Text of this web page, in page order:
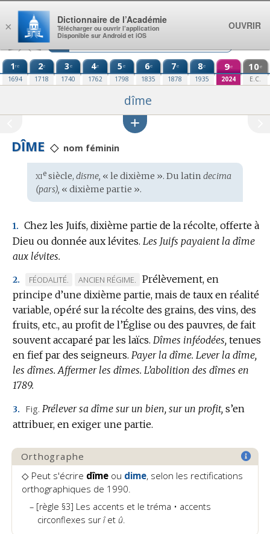
Aller au contenu
1re
1694
2e
1718
3e
1740
4e
1762
5e
1798
6e
1835
7e
1878
8e
1935
9e
2024
10e
E.C.
dîme
DÎME ◇ nom féminin
Étymologie
:
xiesiècle, disme, « le dixième ». Du latin decima
(pars), « dixième partie ».
1. Chez les Juifs, dixième partie de la récolte, offerte à
Dieu ou donnée aux lévites. Les Juifs payaient la dîme
aux lévites.
2.
MARQUE
DE
DOMAINE
:
FÉODALITÉ.
MARQUE
DE
DOMAINE
:
ANCIEN RÉGIME.
Prélèvement, en
principe d’une dixième partie, mais de taux en réalité
variable, opéré sur la récolte des grains, des vins, des
fruits, etc., au profit de l’Église ou des pauvres, de fait
souvent accaparé par les laïcs. Dîmes inféodées, tenues
en fief par des seigneurs. Payer la dîme. Lever la dîme,
les dîmes. Affermer les dîmes. L’abolition des dîmes en
1789.
3. Fig. Prélever sa dîme sur un bien, sur un profit, s’en
attribuer, en exiger une partie.
Orthographe
◇ Peut s'écrire dîme ou dime, selon les rectifications
orthographiques de 1990.
[règle §3] Les accents et le tréma • accents
circonflexes surîetû.
×
Dictionnaire de l’Académie
Télécharger ou ouvrir l’application
Disponible sur Android et iOS
OUVRIR